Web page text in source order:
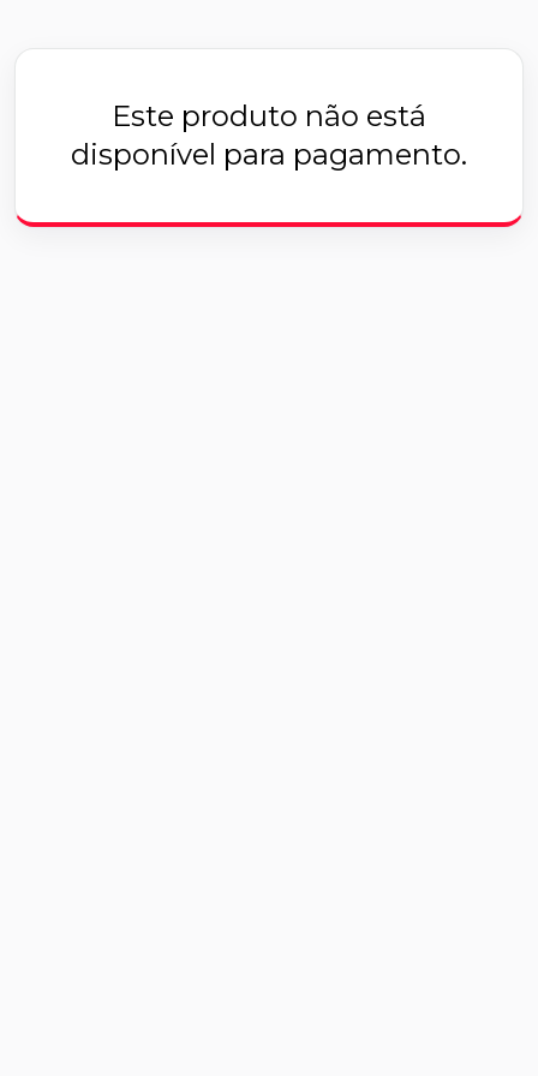
Este produto não está
disponível para pagamento.